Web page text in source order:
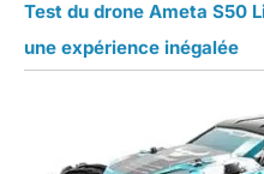
Test du drone Ameta S50
une expérience inégalée